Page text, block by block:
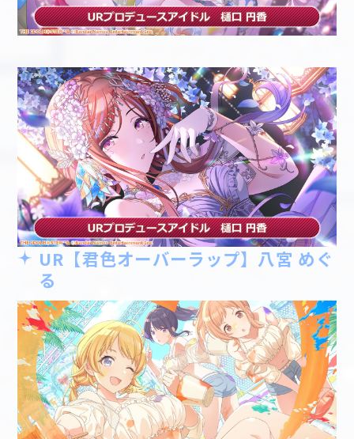
UR【君色オーバーラップ】八宮 めぐ
る